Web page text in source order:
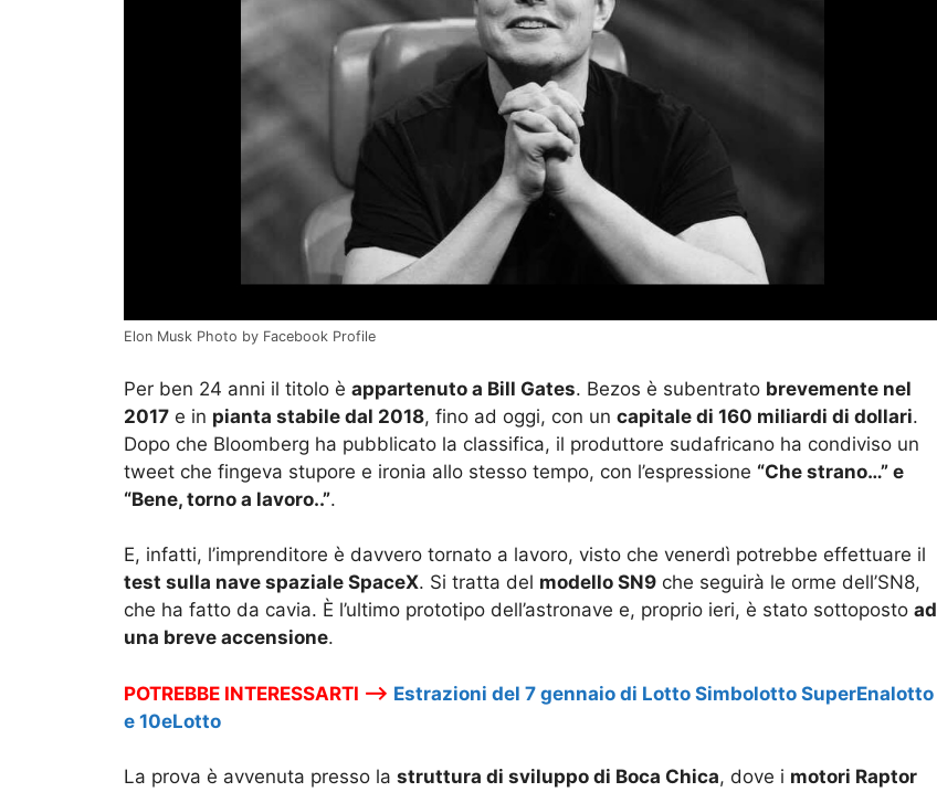
Elon Musk Photo by Facebook Profile
Per ben 24 anni il titolo è appartenuto a Bill Gates. Bezos è subentrato brevemente nel
2017 e in pianta stabile dal 2018, fino ad oggi, con un capitale di 160 miliardi di dollari.
Dopo che Bloomberg ha pubblicato la classifica, il produttore sudafricano ha condiviso un
tweet che fingeva stupore e ironia allo stesso tempo, con l’espressione “Che strano…” e
“Bene, torno a lavoro..”.
E, infatti, l’imprenditore è davvero tornato a lavoro, visto che venerdì potrebbe effettuare il
test sulla nave spaziale SpaceX. Si tratta del modello SN9 che seguirà le orme dell’SN8,
che ha fatto da cavia. È l’ultimo prototipo dell’astronave e, proprio ieri, è stato sottoposto ad
una breve accensione.
POTREBBE INTERESSARTI –> Estrazioni del 7 gennaio di Lotto Simbolotto SuperEnalotto
e 10eLotto
La prova è avvenuta presso la struttura di sviluppo di Boca Chica, dove i motori Raptor